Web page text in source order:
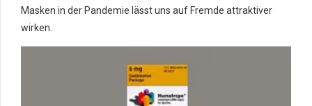
Masken in der Pandemie lässt uns auf Fremde attraktiver
wirken.